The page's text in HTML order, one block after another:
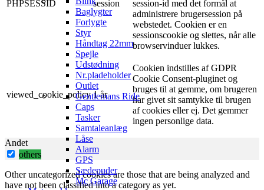
Baglygter
Forlygte
Styr
Håndtag 22mm
Spejle
Udstødning
Nr.pladeholder
Outlet
Gentlemans Ride
Caps
Tasker
Samtaleanlæg
Låse
Alarm
GPS
Sædepuder
Mc Garage
PHPSESSID session
session-id med det formål at
administrere brugersession på
webstedet. Cookien er en
sessionscookie og slettes, når alle
browservinduer lukkes.
viewed_cookie_policy 1 år
Cookien indstilles af GDPR
Cookie Consent-pluginet og
bruges til at gemme, om brugeren
har givet sit samtykke til brugen
af ​​cookies eller ej. Det gemmer
ingen personlige data.
Andet
others
Other uncategorized cookies are those that are being analyzed and
have not been classified into a category as yet.